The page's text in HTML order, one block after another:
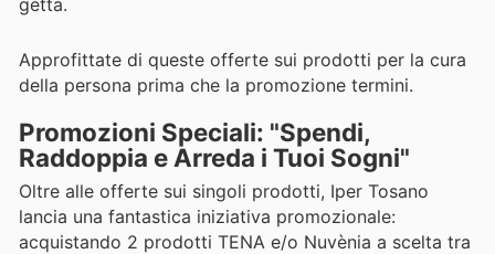
Approfittate di queste offerte sui prodotti per la cura
della persona prima che la promozione termini.
Promozioni Speciali: "Spendi,
Raddoppia e Arreda i Tuoi Sogni"
Oltre alle offerte sui singoli prodotti, Iper Tosano
lancia una fantastica iniziativa promozionale:
acquistando 2 prodotti TENA e/o Nuvènia a scelta tra